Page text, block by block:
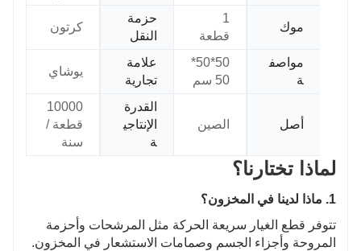
موك
1
قطعة
حزمة
النقل
كرتون
مواصف
ة
50*50*
50 سم
علامة
تجارية
يوشاي
أصل الصين
القدرة
الإنتاجي
ة
10000
قطعة /
سنة
لماذا تختارنا؟
1. ماذا لدينا في المخزون؟
تتوفر قطع الغيار سريعة الحركة مثل المرشحات وأحزمة
المروحة وأجزاء الجسم وصمامات الاستشعار في المخزون.